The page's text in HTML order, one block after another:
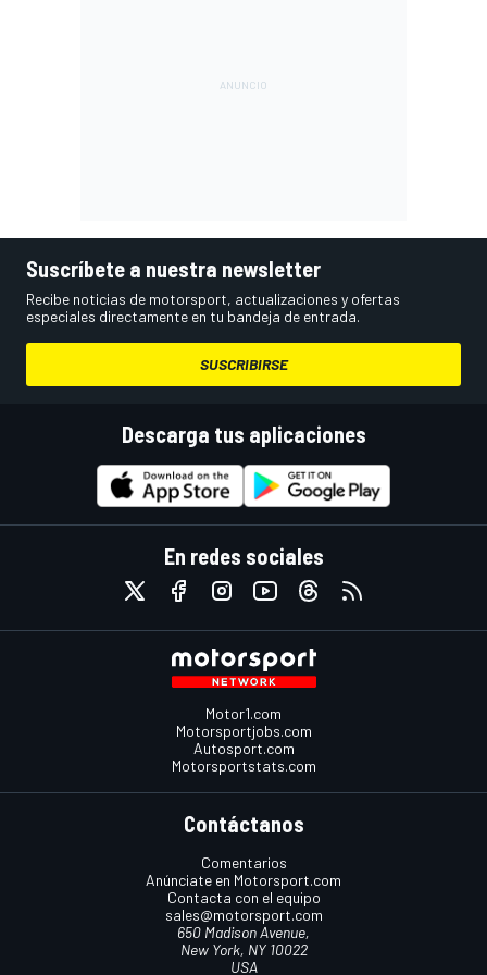
Suscríbete a nuestra newsletter
Recibe noticias de motorsport, actualizaciones y ofertas
especiales directamente en tu bandeja de entrada.
SUSCRIBIRSE
Descarga tus aplicaciones
En redes sociales
Motor1.com
Motorsportjobs.com
Autosport.com
Motorsportstats.com
Contáctanos
Comentarios
Anúnciate en Motorsport.com
Contacta con el equipo
sales@motorsport.com
650 Madison Avenue,
New York, NY 10022
USA